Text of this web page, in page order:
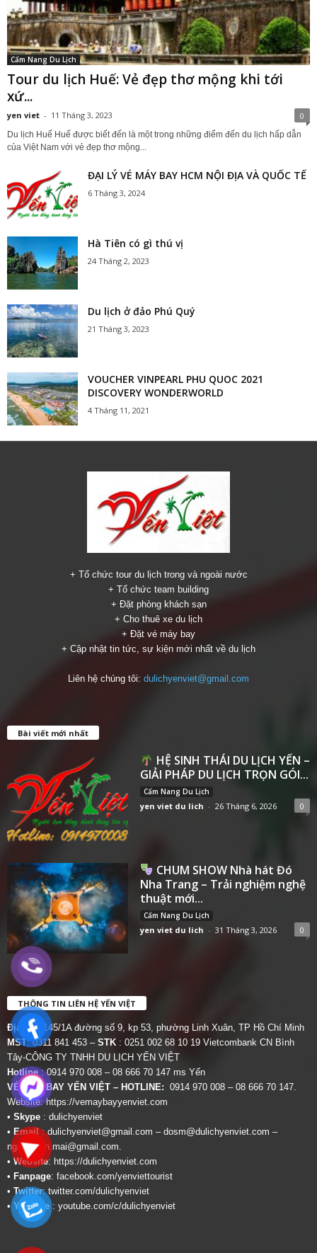
Cẩm Nang Du Lịch
Tour du lịch Huế: Vẻ đẹp thơ mộng khi tới
xứ...
yen viet - 11 Tháng 3, 2023 0
Du lịch Huế Huế được biết đến là một trong những điểm đến du lịch hấp dẫn
của Việt Nam với vẻ đẹp thơ mộng...
ĐẠI LÝ VÉ MÁY BAY HCM NỘI ĐỊA VÀ QUỐC TẾ
6 Tháng 3, 2024
Hà Tiên có gì thú vị
24 Tháng 2, 2023
Du lịch ở đảo Phú Quý
21 Tháng 3, 2023
VOUCHER VINPEARL PHU QUOC 2021
DISCOVERY WONDERWORLD
4 Tháng 11, 2021
+ Tổ chức tour du lịch trong và ngoài nước
+ Tổ chức team building
+ Đặt phòng khách sạn
+ Cho thuê xe du lịch
+ Đặt vé máy bay
+ Cập nhật tin tức, sự kiện mới nhất về du lịch
Liên hệ chúng tôi: dulichyenviet@gmail.com
Bài viết mới nhất
HỆ SINH THÁI DU LỊCH YẾN –
GIẢI PHÁP DU LỊCH TRỌN GÓI...
Cẩm Nang Du Lịch
yen viet du lich - 26 Tháng 6, 2026 0
CHUM SHOW Nhà hát Đó
Nha Trang – Trải nghiệm nghệ
thuật mới...
Cẩm Nang Du Lịch
yen viet du lich - 31 Tháng 3, 2026 0
THÔNG TIN LIÊN HỆ YẾN VIỆT
Địa chỉ:
145/1A đường số 9, kp 53, phường Linh Xuân, TP Hồ Chí Minh
MST: 0311 841 453 – STK : 0251 002 68 10 19 Vietcombank CN Bình
Tây-CÔNG TY TNHH DU LỊCH YẾN VIỆT
Hotline: 0914 970 008 – 08 666 70 147 ms Yến
VÉ MÁY BAY YẾN VIỆT – HOTLINE: 0914 970 008 – 08 666 70 147.
Website:https://vemaybayyenviet.com
• Skype : dulichyenviet
• Email:dulichyenviet@gmail.com – dosm@dulichyenviet.com –
ngan.phan.mai@gmail.com.
• Website: https://dulichyenviet.com
• Fanpage: facebook.com/yenviettourist
• Twitter:twitter.com/dulichyenviet
•Youtube: youtube.com/c/dulichyenviet